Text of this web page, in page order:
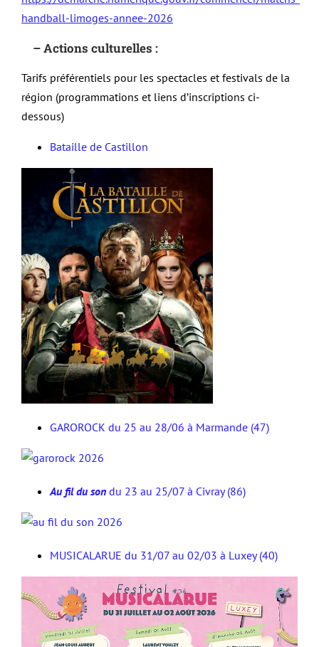
handball-limoges-annee-2026
– Actions culturelles :
Tarifs préférentiels pour les spectacles et festivals de la
région (programmations et liens d’inscriptions ci-
dessous)
Bataille de Castillon
GAROROCK du 25 au 28/06 à Marmande (47)
Au fil du son du 23 au 25/07 à Civray (86)
MUSICALARUE du 31/07 au 02/03 à Luxey (40)